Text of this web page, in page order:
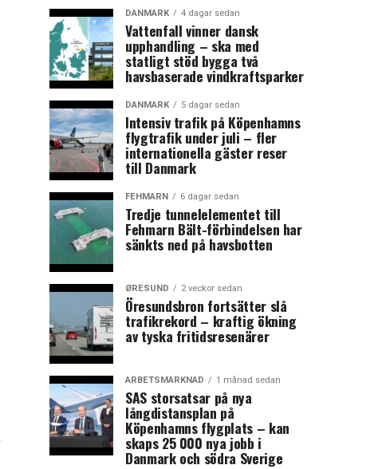
DANMARK 4 dagar sedan
Vattenfall vinner dansk
upphandling – ska med
statligt stöd bygga två
havsbaserade vindkraftsparker
DANMARK 5 dagar sedan
Intensiv trafik på Köpenhamns
flygtrafik under juli – fler
internationella gäster reser
till Danmark
FEHMARN 6 dagar sedan
Tredje tunnelelementet till
Fehmarn Bält-förbindelsen har
sänkts ned på havsbotten
ØRESUND 2 veckor sedan
Öresundsbron fortsätter slå
trafikrekord – kraftig ökning
av tyska fritidsresenärer
ARBETSMARKNAD 1 månad sedan
SAS storsatsar på nya
långdistansplan på
Köpenhamns flygplats – kan
skaps 25 000 nya jobb i
Danmark och södra Sverige